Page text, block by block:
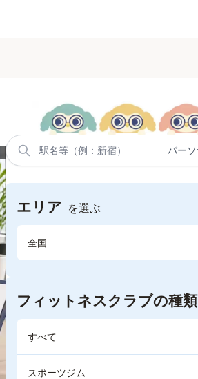
エリア を選ぶ
全国
フィットネスクラブの種類
すべて
スポーツジム